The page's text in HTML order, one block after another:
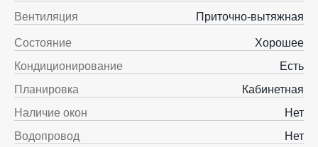
Вентиляция
Приточно-вытяжная
Состояние
Хорошее
Кондиционирование
Есть
Планировка
Кабинетная
Наличие окон
Нет
Водопровод
Нет